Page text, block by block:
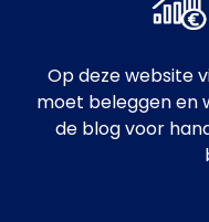
Op deze website
moet beleggen en
de blog voor